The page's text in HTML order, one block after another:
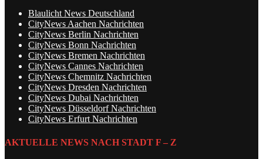
Blaulicht News Deutschland
CityNews Aachen Nachrichten
CityNews Berlin Nachrichten
CityNews Bonn Nachrichten
CityNews Bremen Nachrichten
CityNews Cannes Nachrichten
CityNews Chemnitz Nachrichten
CityNews Dresden Nachrichten
CityNews Dubai Nachrichten
CityNews Düsseldorf Nachrichten
CityNews Erfurt Nachrichten
AKTUELLE NEWS NACH STADT F – Z